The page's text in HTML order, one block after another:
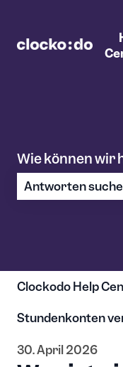
Wie können wir
Clockodo Help
Stundenkonten
30. April 2026